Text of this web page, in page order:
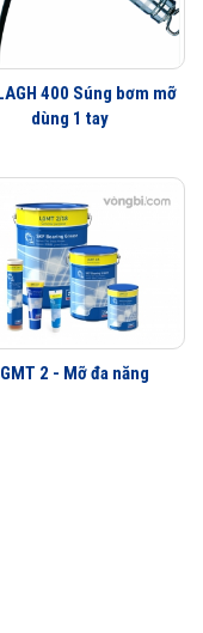
Distributor
400 Súng bơm mỡ
dùng 1 tay
2 - Mỡ đa năng